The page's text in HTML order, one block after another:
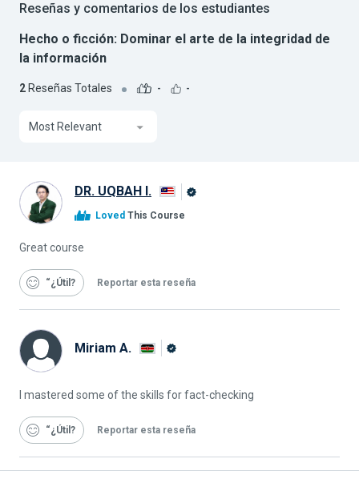
Reseñas y comentarios de los estudiantes
Hecho o ficción: Dominar el arte de la integridad de
la información
2 Reseñas Totales - -
Most Relevant
DR. UQBAH I.
Loved This Course
Great course
“¿Útil Reportar esta reseña
Miriam A.
Alison
I mastered some of the skills for fact-checking
“¿Útil Reportar esta reseña